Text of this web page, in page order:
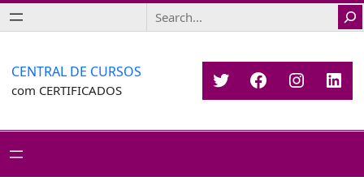
Saltar
para
conteúdo
Search
CENTRAL DE CURSOS
com CERTIFICADOS TwitterFacebook